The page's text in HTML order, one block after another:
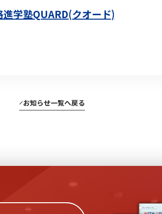
学塾QUARD(クオード)
お知らせ一覧へ戻る